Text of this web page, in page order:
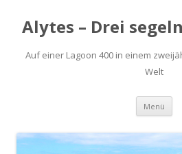
Alytes – Drei
Auf einer Lagoon 400 in einem
Welt
Menü